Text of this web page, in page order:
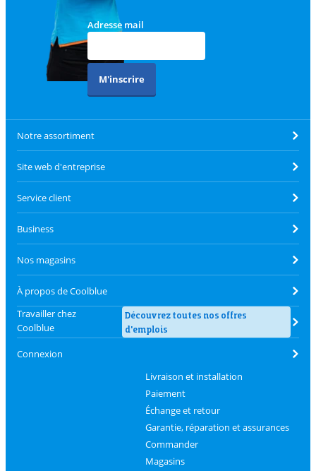
Adresse mail
M'inscrire
Notre assortiment
Site web d'entreprise
Service client
Business
Nos magasins
À propos de Coolblue
Travailler chez
Coolblue
Découvrez toutes nos offres
d'emplois
Connexion
Livraison et installation
Paiement
Échange et retour
Garantie, réparation et assurances
Commander
Magasins